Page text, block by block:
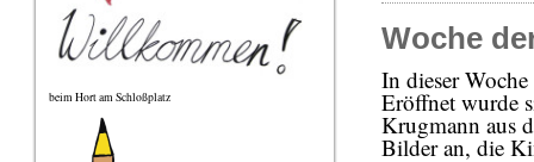
beim Hort am Schloßplatz
Woche
In dieser
Eröffnet wurde
Krugmann aus
Bilder an, die